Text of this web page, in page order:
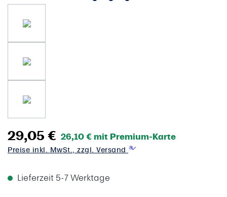
29,05 € 26,10 € mit Premium-Karte
Preise inkl. MwSt., zzgl. Versand
Lieferzeit 5-7 Werktage